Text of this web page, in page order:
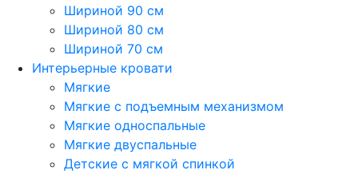
Шириной 90 см
Шириной 80 см
Шириной 70 см
Интерьерные кровати
Мягкие
Мягкие с подъемным механизмом
Мягкие односпальные
Мягкие двуспальные
Детские с мягкой спинкой